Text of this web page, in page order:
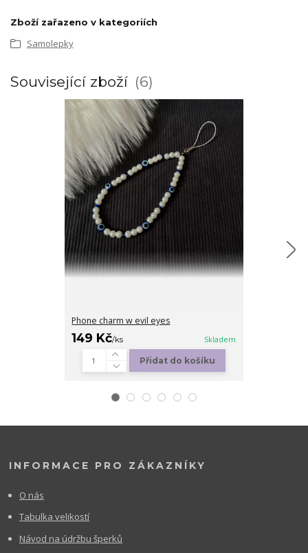
Zboží zařazeno v kategoriích
Samolepky
Související zboží 6
Phone charm w evil eyes
149 Kč/ks Skladem
Přidat do košíku
INFORMACE PRO ZÁKAZNÍKY
O nás
Tabulka velikostí
Návod na údržbu šperků